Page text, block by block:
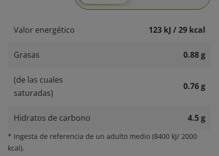
Valor energético 123 kJ / 29 kcal
Grasas 0.88 g
(de las cuales
saturadas)
0.76 g
Hidratos de carbono 4.5 g
* Ingesta de referencia de un adulto medio (8400 kJ/ 2000
kcal).